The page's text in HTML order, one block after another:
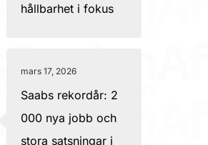
hållbarhet i fokus
mars 17, 2026
Saabs rekordår: 2
000 nya jobb och
stora satsningar i